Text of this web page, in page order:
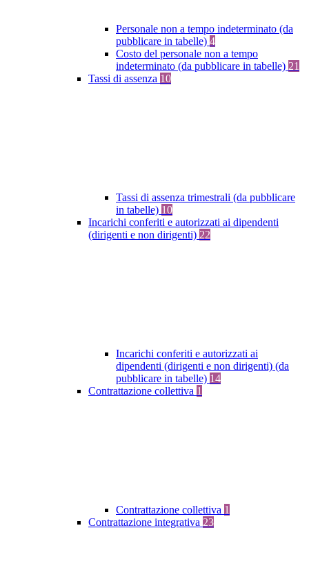
Personale non a tempo indeterminato (da
pubblicare in tabelle) 4
Costo del personale non a tempo
indeterminato (da pubblicare in tabelle) 21
Tassi di assenza 10
Tassi di assenza trimestrali (da pubblicare
in tabelle) 10
Incarichi conferiti e autorizzati ai dipendenti
(dirigenti e non dirigenti) 22
Incarichi conferiti e autorizzati ai
dipendenti (dirigenti e non dirigenti) (da
pubblicare in tabelle) 14
Contrattazione collettiva 1
Contrattazione collettiva 1
Contrattazione integrativa 23